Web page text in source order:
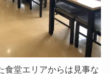
食堂エリアからは見事な